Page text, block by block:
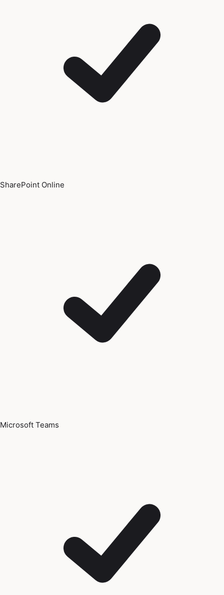
SharePoint Online
Microsoft Teams